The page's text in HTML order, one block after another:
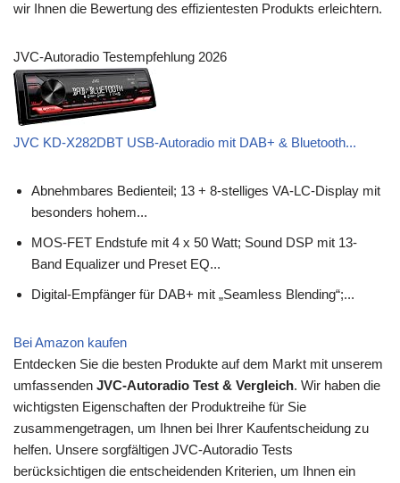
wir Ihnen die Bewertung des effizientesten Produkts erleichtern.
JVC-Autoradio Testempfehlung 2026
JVC KD-X282DBT USB-Autoradio mit DAB+ & Bluetooth...
Abnehmbares Bedienteil; 13 + 8-stelliges VA-LC-Display mit
besonders hohem...
MOS-FET Endstufe mit 4 x 50 Watt; Sound DSP mit 13-
Band Equalizer und Preset EQ...
Digital-Empfänger für DAB+ mit „Seamless Blending“;...
Bei Amazon kaufen
Entdecken Sie die besten Produkte auf dem Markt mit unserem
umfassenden JVC-Autoradio Test & Vergleich. Wir haben die
wichtigsten Eigenschaften der Produktreihe für Sie
zusammengetragen, um Ihnen bei Ihrer Kaufentscheidung zu
helfen. Unsere sorgfältigen JVC-Autoradio Tests
berücksichtigen die entscheidenden Kriterien, um Ihnen ein